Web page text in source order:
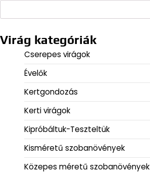
Virág kategóriák
Cserepes virágok
Évelők
Kertgondozás
Kerti virágok
Kipróbáltuk-Teszteltük
Kisméretű szobanövények
Közepes méretű szobanövények